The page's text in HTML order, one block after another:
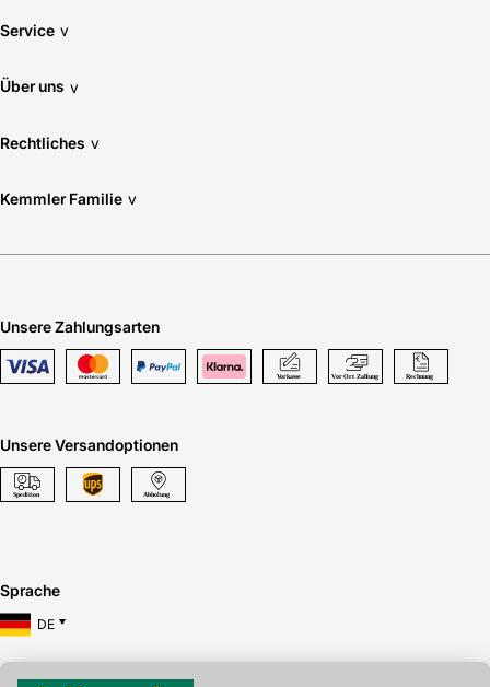
Service v
Über uns v
Rechtliches v
Kemmler Familie v
Unsere Zahlungsarten
Unsere Versandoptionen
Sprache
DE